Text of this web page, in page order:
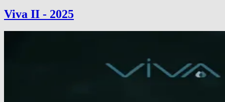
Viva II - 2025